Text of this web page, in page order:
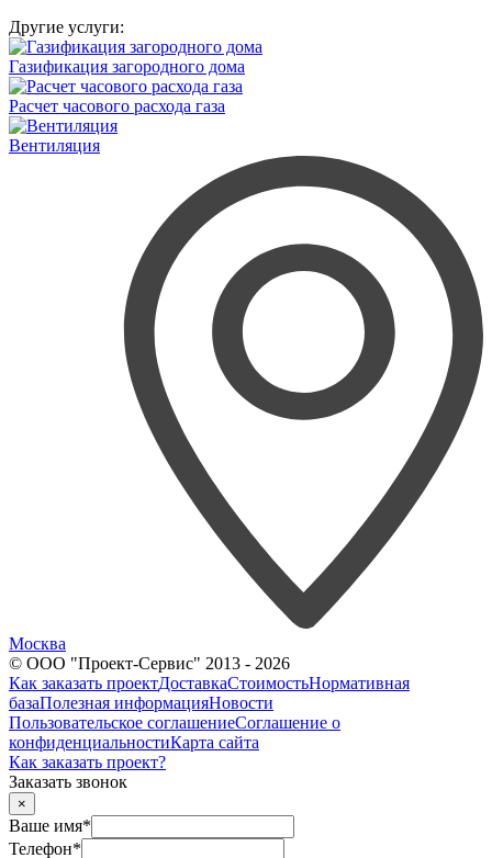
Другие услуги:
Газификация загородного дома
Расчет часового расхода газа
Вентиляция
Москва
© ООО "Проект-Сервис" 2013 - 2026
Как заказать проектДоставкаСтоимостьНормативная
базаПолезная информацияНовости
Пользовательское соглашениеСоглашение о
конфиденциальностиКарта сайта
Как заказать проект?
Заказать звонок
×
Ваше имя*
Телефон*